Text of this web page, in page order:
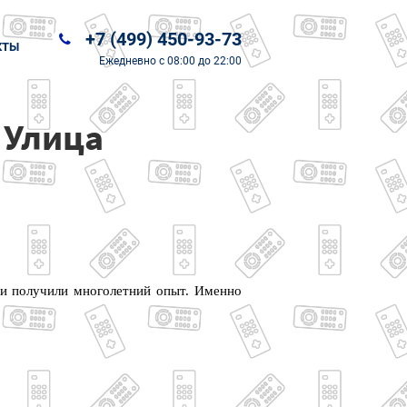
+7 (499) 450-93-73
Ежедневно с 08:00 до 22:00
получили многолетний опыт. Именно